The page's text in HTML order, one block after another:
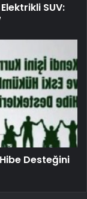
SUV:
Desteğini